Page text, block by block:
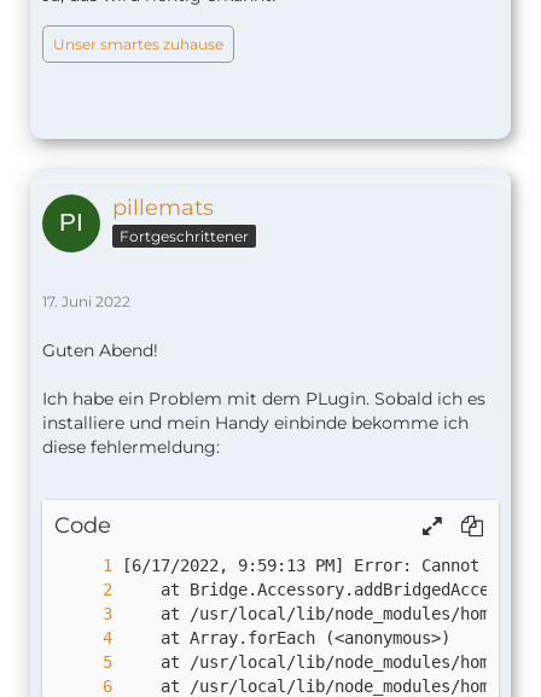
Unser smartes zuhause
pillemats
Fortgeschrittener
17. Juni 2022
Guten Abend!
Ich habe ein Problem mit dem PLugin. Sobald ich es
installiere und mein Handy einbinde bekomme ich
diese fehlermeldung:
Code